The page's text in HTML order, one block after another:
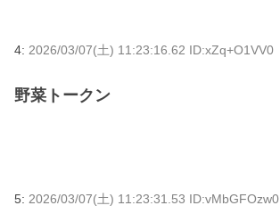
4: 2026/03/07(土) 11:23:16.62 ID:xZq+O1VV0
野菜トークン
5: 2026/03/07(土) 11:23:31.53 ID:vMbGFOzw0